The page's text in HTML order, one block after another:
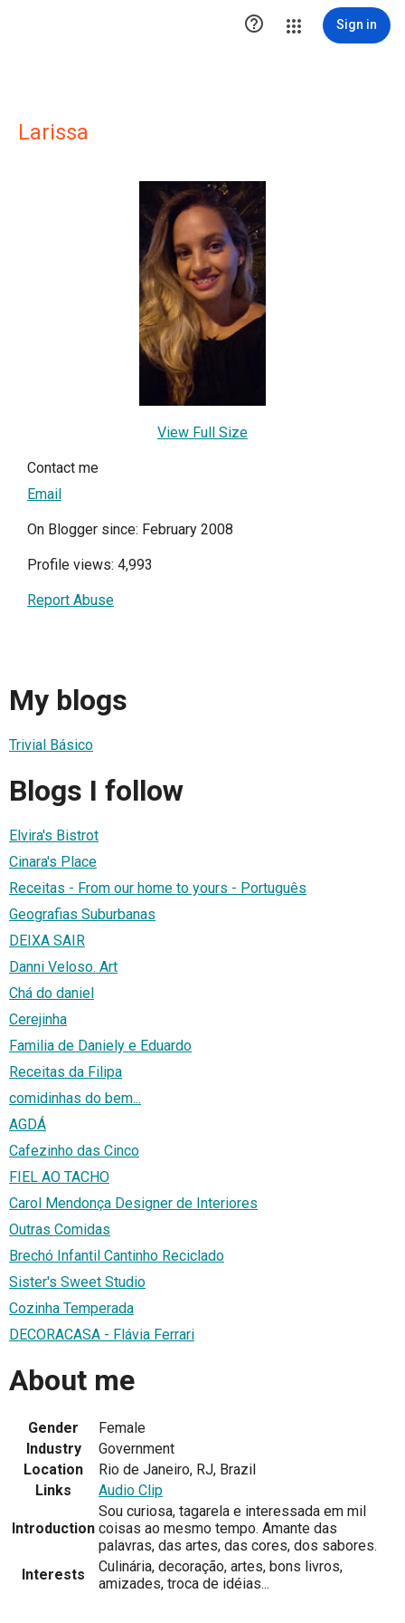
 Sign in
Larissa
View Full Size
Contact me
Email
On Blogger since: February 2008
Profile views: 4,993
Report Abuse
My blogs
Trivial Básico
Blogs I follow
Elvira's Bistrot
Cinara's Place
Receitas - From our home to yours - Português
Geografias Suburbanas
DEIXA SAIR
Danni Veloso. Art
Chá do daniel
Cerejinha
Familia de Daniely e Eduardo
Receitas da Filipa
comidinhas do bem...
AGDÁ
Cafezinho das Cinco
FIEL AO TACHO
Carol Mendonça Designer de Interiores
Outras Comidas
Brechó Infantil Cantinho Reciclado
Sister's Sweet Studio
Cozinha Temperada
DECORACASA - Flávia Ferrari
About me
Gender
Female
Industry
Government
Location
Rio de Janeiro, RJ, Brazil
Links
Audio Clip
Introduction
Sou curiosa, tagarela e interessada em mil
coisas ao mesmo tempo. Amante das
palavras, das artes, das cores, dos sabores.
Interests
Culinária, decoração, artes, bons livros,
amizades, troca de idéias...